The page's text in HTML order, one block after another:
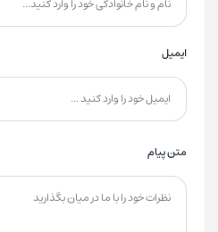
ایمیل
متن پیام